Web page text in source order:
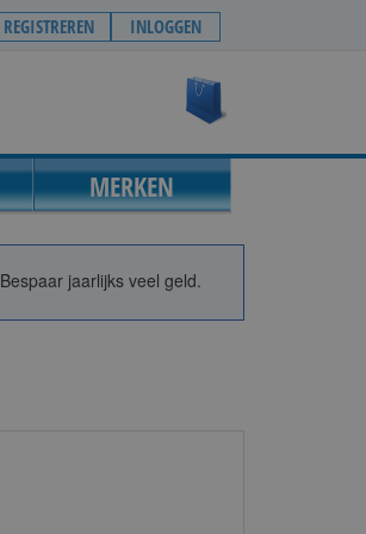
REGISTREREN INLOGGEN
MERKEN
Bespaar jaarlijks veel geld.